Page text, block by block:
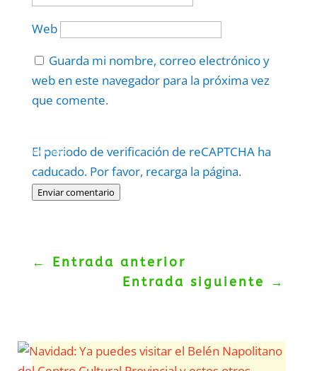
Web
Guarda mi nombre, correo electrónico y
web en este navegador para la próxima vez
que comente.
El periodo de verificación de reCAPTCHA ha
caducado. Por favor, recarga la página.
Enviar comentario
Politica–Términos.
← Entrada anterior
Entrada siguiente
→